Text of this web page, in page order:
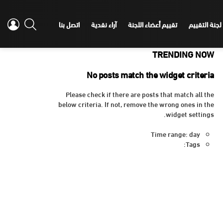
التقييم تقييم أعضاء اللجنة آراء نقدية اتصل بنا SEARCH
TRENDING NOW
No posts match the widget criteria
Please check if there are posts that match all the
below criteria. If not, remove the wrong ones in the
widget settings.
Time range: day
Tags: